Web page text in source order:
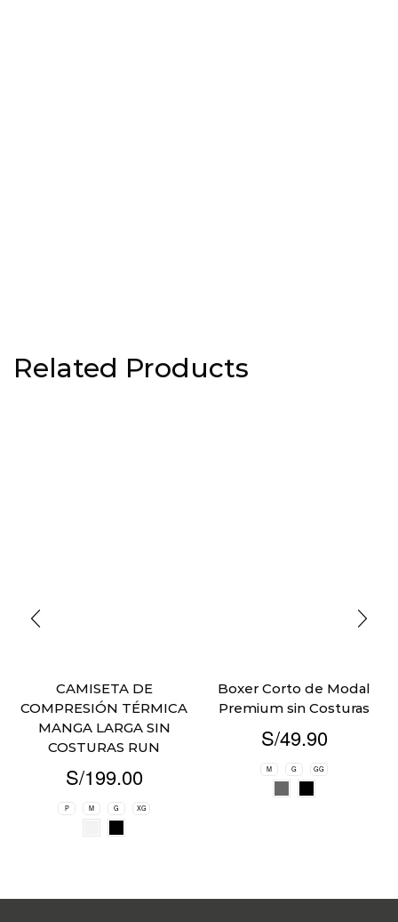
Related Products
CAMISETA DE
COMPRESIÓN TÉRMICA
MANGA LARGA SIN
COSTURAS RUN
S/199.00
P M G XG
Boxer Corto de Modal
Premium sin Costuras
S/49.90
M G GG